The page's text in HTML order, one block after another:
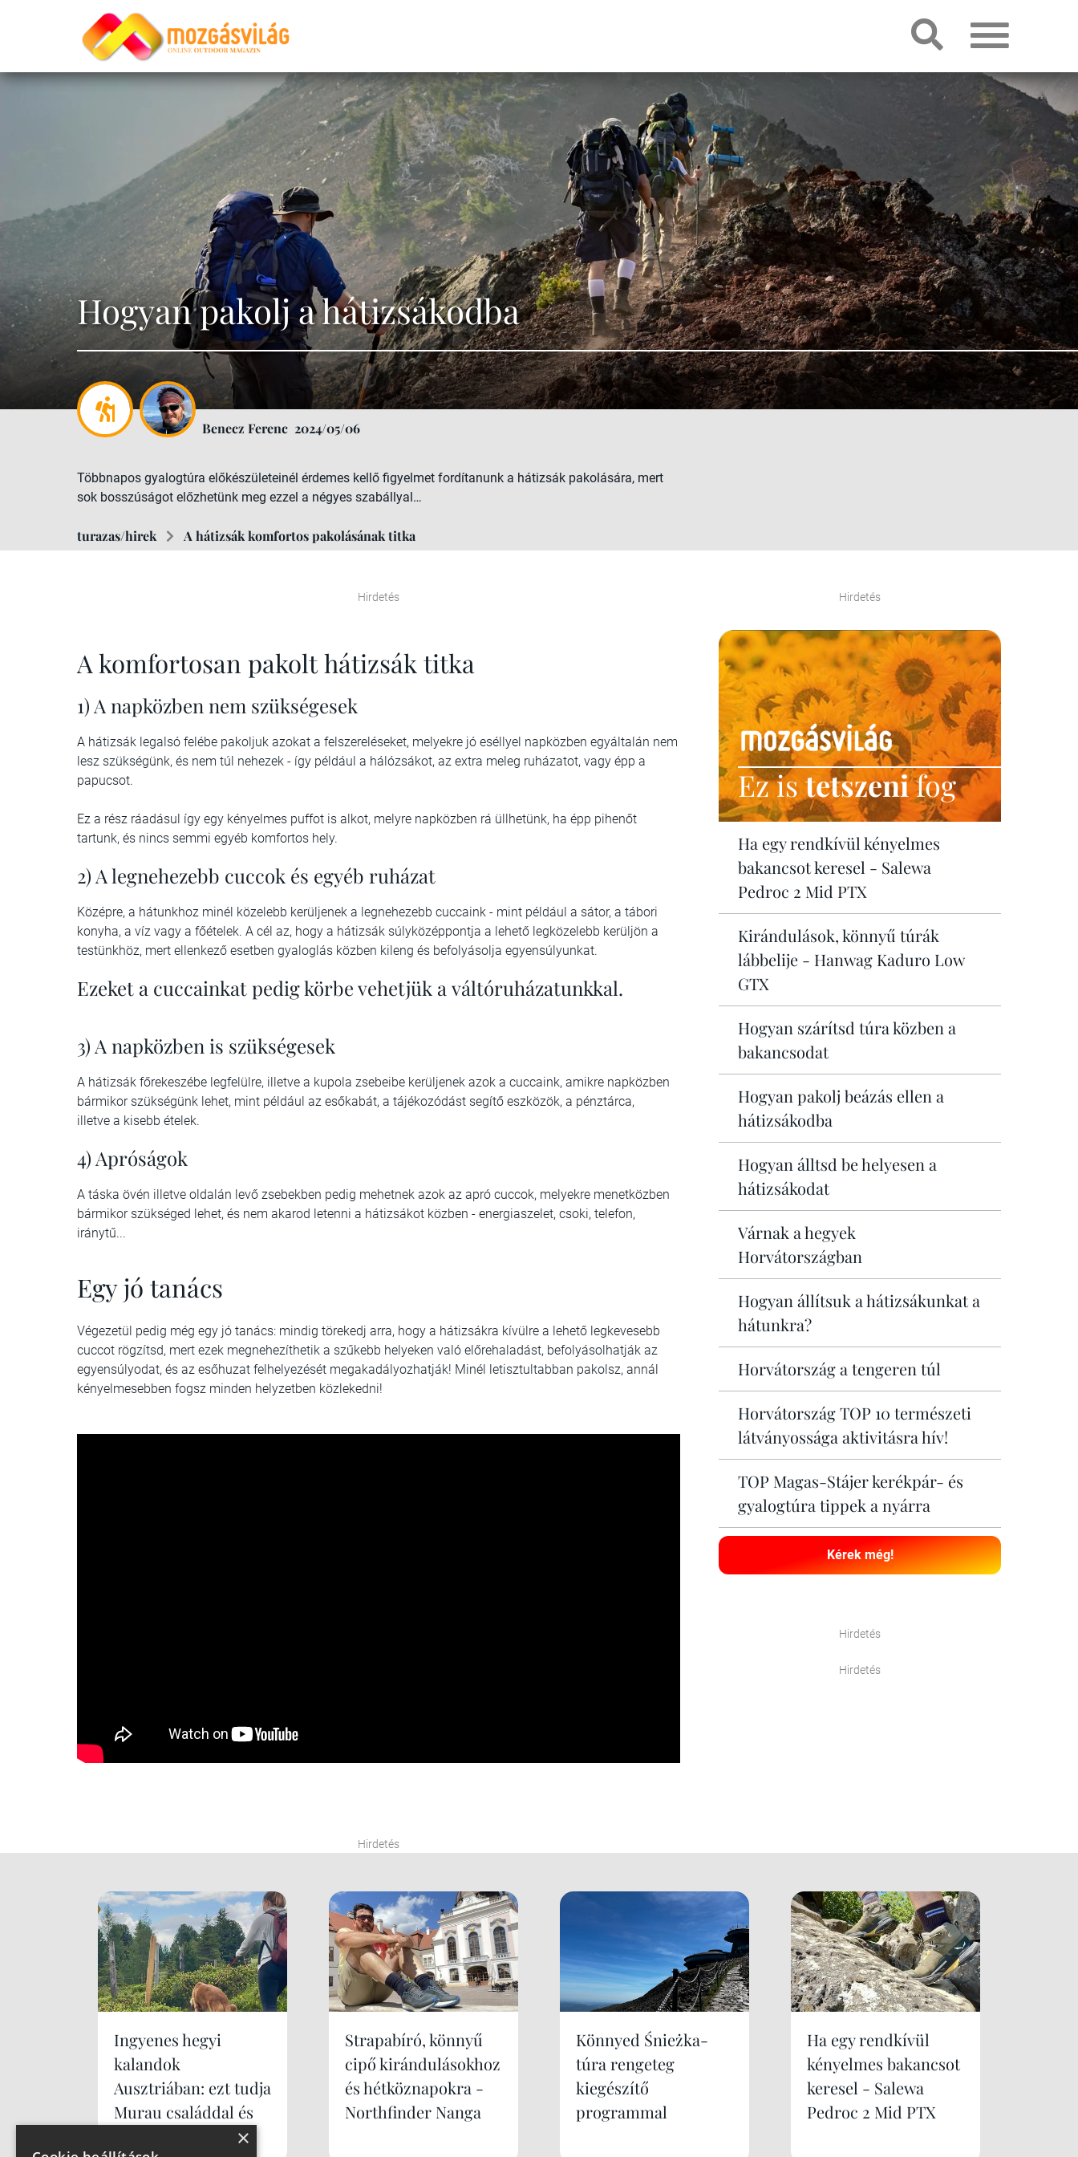
Hogyan pakolj a hátizsákodba
Benecz Ferenc 2024/05/06
Többnapos gyalogtúra előkészületeinél érdemes kellő figyelmet fordítanunk a hátizsák pakolására, mert
sok bosszúságot előzhetünk meg ezzel a négyes szabállyal…
turazas/hirek A hátizsák komfortos pakolásának titka
Hirdetés
A komfortosan pakolt hátizsák titka
1) A napközben nem szükségesek
A hátizsák legalsó felébe pakoljuk azokat a felszereléseket, melyekre jó eséllyel napközben egyáltalán nem
lesz szükségünk, és nem túl nehezek - így például a hálózsákot, az extra meleg ruházatot, vagy épp a
papucsot.
Ez a rész ráadásul így egy kényelmes puffot is alkot, melyre napközben rá üllhetünk, ha épp pihenőt
tartunk, és nincs semmi egyéb komfortos hely.
2) A legnehezebb cuccok és egyéb ruházat
Középre, a hátunkhoz minél közelebb kerüljenek a legnehezebb cuccaink - mint például a sátor, a tábori
konyha, a víz vagy a főételek. A cél az, hogy a hátizsák súlyközéppontja a lehető legközelebb kerüljön a
testünkhöz, mert ellenkező esetben gyaloglás közben kileng és befolyásolja egyensúlyunkat.
Ezeket a cuccainkat pedig körbe vehetjük a váltóruházatunkkal.
3) A napközben is szükségesek
A hátizsák főrekeszébe legfelülre, illetve a kupola zsebeibe kerüljenek azok a cuccaink, amikre napközben
bármikor szükségünk lehet, mint például az esőkabát, a tájékozódást segítő eszközök, a pénztárca,
illetve a kisebb ételek.
4) Apróságok
A táska övén illetve oldalán levő zsebekben pedig mehetnek azok az apró cuccok, melyekre menetközben
bármikor szükséged lehet, és nem akarod letenni a hátizsákot közben - energiaszelet, csoki, telefon,
iránytű...
Egy jó tanács
Végezetül pedig még egy jó tanács: mindig törekedj arra, hogy a hátizsákra kívülre a lehető legkevesebb
cuccot rögzítsd, mert ezek megnehezíthetik a szűkebb helyeken való előrehaladást, befolyásolhatják az
egyensúlyodat, és az esőhuzat felhelyezését megakadályozhatják! Minél letisztultabban pakolsz, annál
kényelmesebben fogsz minden helyzetben közlekedni!
Hirdetés
Hirdetés
Ez istetszenifog
Ha egy rendkívül kényelmes
bakancsot keresel - Salewa
Pedroc 2 Mid PTX
Kirándulások, könnyű túrák
lábbelije - Hanwag Kaduro Low
GTX
Hogyan szárítsd túra közben a
bakancsodat
Hogyan pakolj beázás ellen a
hátizsákodba
Hogyan álltsd be helyesen a
hátizsákodat
Várnak a hegyek
Horvátországban
Hogyan állítsuk a hátizsákunkat a
hátunkra?
Horvátország a tengeren túl
Horvátország TOP 10 természeti
látványossága aktivitásra hív!
TOP Magas-Stájer kerékpár- és
gyalogtúra tippek a nyárra
Kérek még!
Hirdetés
Hirdetés
Ingyenes hegyi
kalandok
Ausztriában: ezt tudja
Murau családdal és
Strapabíró, könnyű
cipő kirándulásokhoz
és hétköznapokra -
Northfinder Nanga
Könnyed Śnieżka-
túra rengeteg
kiegészítő
programmal
Ha egy rendkívül
kényelmes bakancsot
keresel - Salewa
Pedroc 2 Mid PTX
×